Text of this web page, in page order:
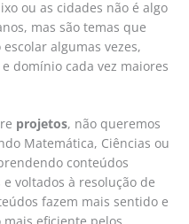
ou as cidades não é algo
mas são temas que
algumas vezes,
domínio cada vez maiores
projetos, não queremos
Matemática, Ciências ou
conteúdos
voltados à resolução de
fazem mais sentido e